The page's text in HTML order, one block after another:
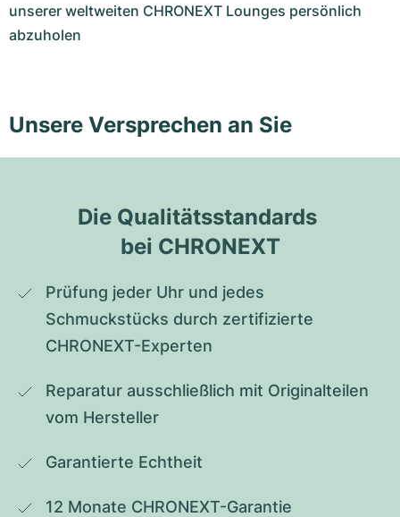
unserer weltweiten CHRONEXT Lounges persönlich
abzuholen
Unsere Versprechen an Sie
Die Qualitätsstandards
bei CHRONEXT
Prüfung jeder Uhr und jedes
Schmuckstücks durch zertifizierte
CHRONEXT-Experten
Reparatur ausschließlich mit Originalteilen
vom Hersteller
Garantierte Echtheit
12 Monate CHRONEXT-Garantie